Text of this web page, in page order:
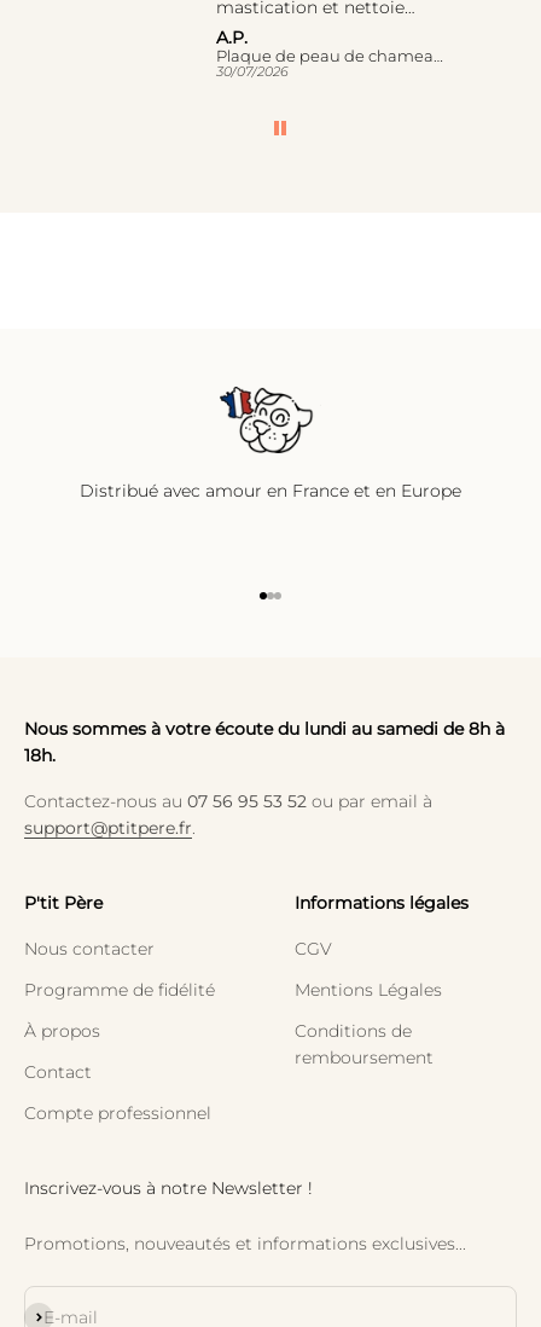
mastication et nettoie
naturellement les dents de
mon loulou !
Lui qui n'est pas fan des
craignais que ce soit pareil
A.P.
Plaque de peau de chameau
30/07/2026
Distribué avec amour en France et en Europe
Nous sommes à votre écoute du lundi au samedi de 8h à
18h.
Contactez-nous au 07 56 95 53 52 ou par email à
support@ptitpere.fr.
P'tit Père
Nous contacter
Programme de fidélité
À propos
Contact
Compte professionnel
Informations légales
CGV
Mentions Légales
Conditions de
remboursement
Inscrivez-vous à notre Newsletter !
Promotions, nouveautés et informations exclusives...
E-mail
S'inscrire